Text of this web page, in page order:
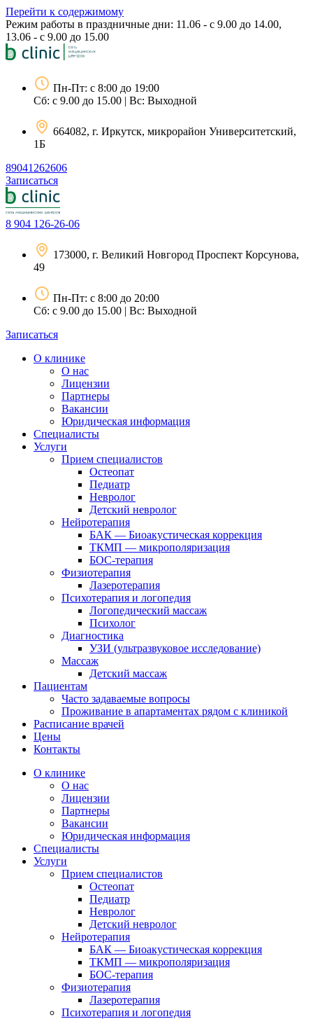
Перейти к содержимому
Режим работы в праздничные дни: 11.06 - с 9.00 до 14.00,
13.06 - с 9.00 до 15.00
Пн-Пт: с 8:00 до 19:00
Сб: с 9.00 до 15.00 | Вс: Выходной
664082, г. Иркутск, микрорайон Университетский,
1Б
89041262606
Записаться
8 904 126-26-06
173000, г. Великий Новгород Проспект Корсунова,
49
Пн-Пт: с 8:00 до 20:00
Сб: с 9.00 до 15.00 | Вс: Выходной
Записаться
О клинике
О нас
Лицензии
Партнеры
Вакансии
Юридическая информация
Специалисты
Услуги
Прием специалистов
Остеопат
Педиатр
Невролог
Детский невролог
Нейротерапия
БАК — Биоакустическая коррекция
ТКМП — микрополяризация
БОС-терапия
Физиотерапия
Лазеротерапия
Психотерапия и логопедия
Логопедический массаж
Психолог
Диагностика
УЗИ (ультразвуковое исследование)
Массаж
Детский массаж
Пациентам
Часто задаваемые вопросы
Проживание в апартаментах рядом с клиникой
Расписание врачей
Цены
Контакты
О клинике
О нас
Лицензии
Партнеры
Вакансии
Юридическая информация
Специалисты
Услуги
Прием специалистов
Остеопат
Педиатр
Невролог
Детский невролог
Нейротерапия
БАК — Биоакустическая коррекция
ТКМП — микрополяризация
БОС-терапия
Физиотерапия
Лазеротерапия
Психотерапия и логопедия